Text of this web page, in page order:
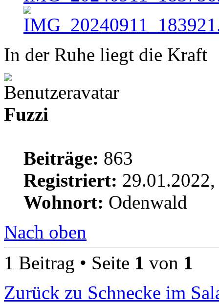
In der Ruhe liegt die Kraft
Fuzzi
Beiträge: 863
Registriert:
Wohnort: Odenwald
Nach oben
1 Beitrag • Seite 1 von 1
Zurück zu Schnecke im